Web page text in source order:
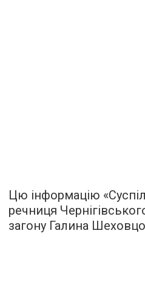
Цю інформацію
речниця
загону Галина